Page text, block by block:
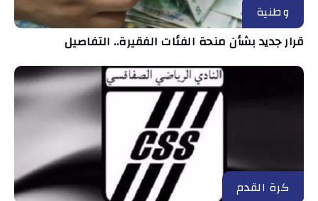
وطنية
قرار جديد بشأن منحة الفئات الفقيرة.. التفاصيل
كرة القدم